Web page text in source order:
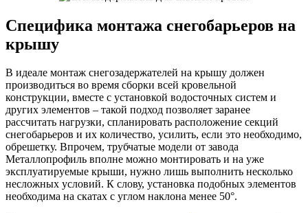
Специфика монтажа снегобарьеров на
крышу
В идеале монтаж снегозадержателей на крышу должен
производиться во время сборки всей кровельной
конструкции, вместе с установкой водосточных систем и
других элементов – такой подход позволяет заранее
рассчитать нагрузки, спланировать расположение секций
снегобарьеров и их количество, усилить, если это необходимо,
обрешетку. Впрочем, трубчатые модели от завода
Металлопрофиль вполне можно монтировать и на уже
эксплуатируемые крыши, нужно лишь выполнить несколько
несложных условий. К слову, установка подобных элементов
необходима на скатах с углом наклона менее 50°.